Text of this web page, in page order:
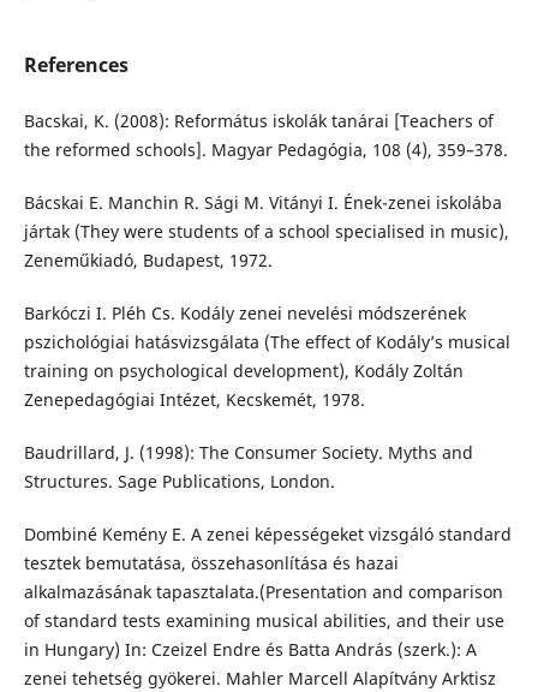
References
Bacskai, K. (2008): Református iskolák tanárai [Teachers of
the reformed schools]. Magyar Pedagógia, 108 (4), 359–378.
Bácskai E. Manchin R. Sági M. Vitányi I. Ének-zenei iskolába
jártak (They were students of a school specialised in music),
Zeneműkiadó, Budapest, 1972.
Barkóczi I. Pléh Cs. Kodály zenei nevelési módszerének
pszichológiai hatásvizsgálata (The effect of Kodály’s musical
training on psychological development), Kodály Zoltán
Zenepedagógiai Intézet, Kecskemét, 1978.
Baudrillard, J. (1998): The Consumer Society. Myths and
Structures. Sage Publications, London.
Dombiné Kemény E. A zenei képességeket vizsgáló standard
tesztek bemutatása, összehasonlítása és hazai
alkalmazásának tapasztalata.(Presentation and comparison
of standard tests examining musical abilities, and their use
in Hungary) In: Czeizel Endre és Batta András (szerk.): A
zenei tehetség gyökerei. Mahler Marcell Alapítvány Arktisz